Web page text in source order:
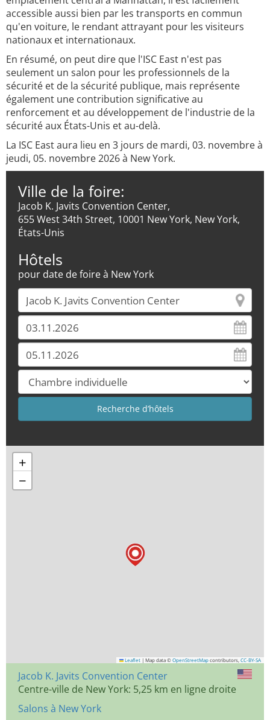
accessible aussi bien par les transports en commun
qu'en voiture, le rendant attrayant pour les visiteurs
nationaux et internationaux.
En résumé, on peut dire que l'ISC East n'est pas
seulement un salon pour les professionnels de la
sécurité et de la sécurité publique, mais représente
également une contribution significative au
renforcement et au développement de l'industrie de la
sécurité aux États-Unis et au-delà.
La ISC East aura lieu en 3 jours de mardi, 03. novembre à
jeudi, 05. novembre 2026 à New York.
Ville de la foire:
Jacob K. Javits Convention Center,
655 West 34th Street, 10001 New York, New York,
États-Unis
Hôtels
pour date de foire à New York
+
−
Leaflet | Map data © OpenStreetMap contributors, CC-BY-SA
Jacob K. Javits Convention Center
Centre-ville de New York: 5,25 km en ligne droite
Salons à New York